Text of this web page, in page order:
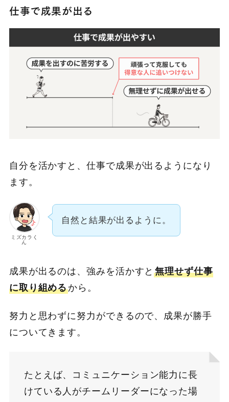
仕事で成果が出る
自分を活かすと、仕事で成果が出るようになり
ます。
ミズカラく
ん
自然と結果が出るように。
成果が出るのは、強みを活かすと無理せず仕事
に取り組めるから。
努力と思わずに努力ができるので、成果が勝手
についてきます。
たとえば、コミュニケーション能力に長
けている人がチームリーダーになった場